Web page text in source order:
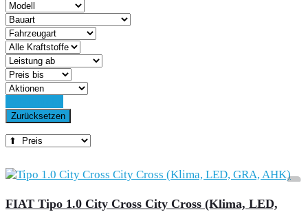
Zurücksetzen
FIAT Tipo 1.0 City Cross City Cross (Klima, LED,